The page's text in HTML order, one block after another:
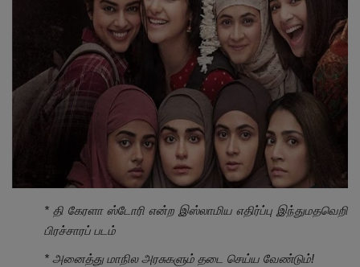
சந்தா
Language
* தி கேரளா ஸ்டோரி என்ற இஸ்லாமிய எதிர்ப்பு இந்துமதவெறி
பிரச்சாரப் படம்
* அனைத்து மாநில அரசுகளும் தடை செய்ய வேண்டும்!